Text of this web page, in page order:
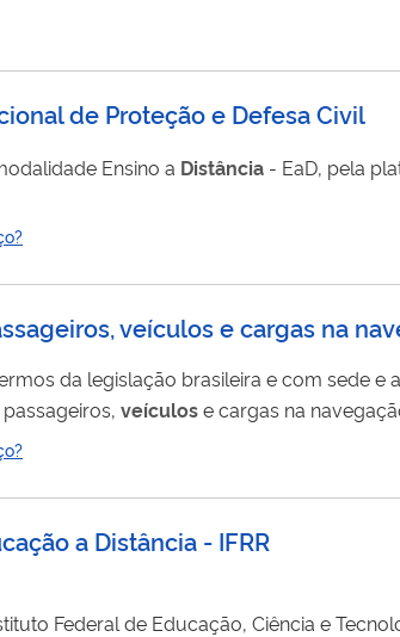
de Proteção e Defesa Civil
Ensino a Distância - EaD, pela
veículos e cargas na
da legislação brasileira e com sede e
de transporte de passageiros, veículose cargas na
da Lei nº 10.233/2001. Os instrumentos
nº 3.285/2014 (para MEIs) e a
a Distância - IFRR
Federal de Educação, Ciência e